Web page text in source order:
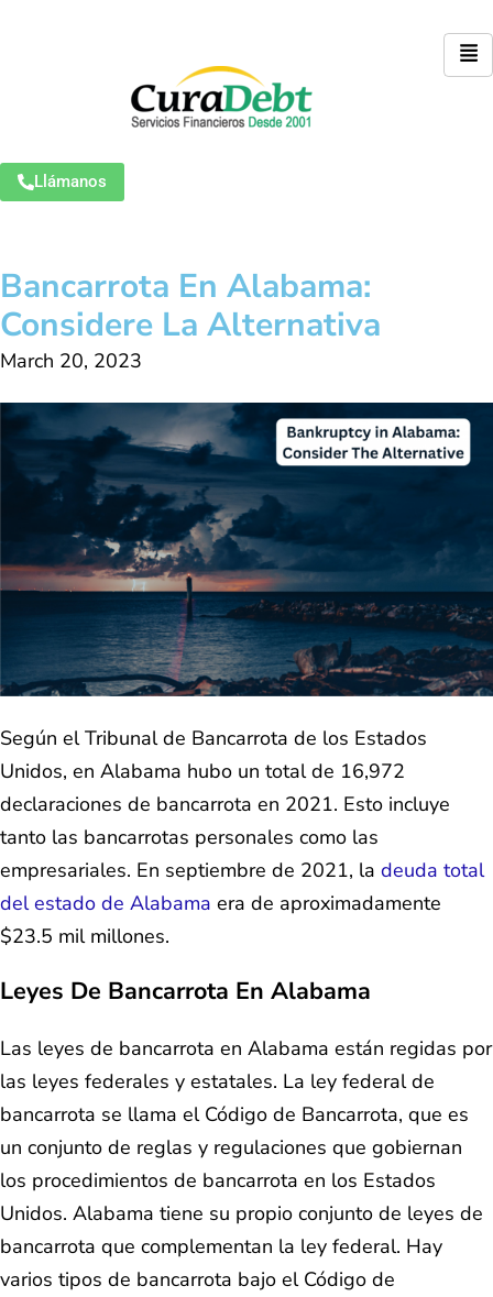
Llámanos
Bancarrota En Alabama:
Considere La Alternativa
March 20, 2023
Según el Tribunal de Bancarrota de los Estados
Unidos, en Alabama hubo un total de 16,972
declaraciones de bancarrota en 2021. Esto incluye
tanto las bancarrotas personales como las
empresariales. En septiembre de 2021, la deuda total
del estado de Alabama era de aproximadamente
$23.5 mil millones.
Leyes De Bancarrota En Alabama
Las leyes de bancarrota en Alabama están regidas por
las leyes federales y estatales. La ley federal de
bancarrota se llama el Código de Bancarrota, que es
un conjunto de reglas y regulaciones que gobiernan
los procedimientos de bancarrota en los Estados
Unidos. Alabama tiene su propio conjunto de leyes de
bancarrota que complementan la ley federal. Hay
varios tipos de bancarrota bajo el Código de